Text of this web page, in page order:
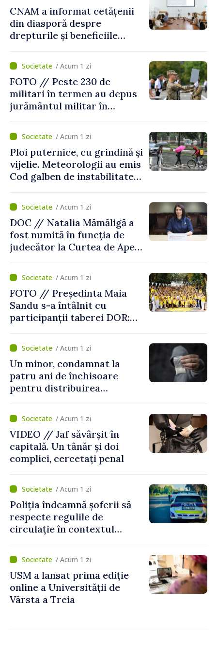
CNAM a informat cetățenii
din diasporă despre
drepturile și beneficiile
/ Acum 1 zi
FOTO // Peste 230 de
militari în termen au depus
jurământul militar în
/ Acum 1 zi
Ploi puternice, cu grindină și
vijelie. Meteorologii au emis
Cod galben de instabilitate
/ Acum 1 zi
DOC // Natalia Mămăligă a
fost numită în funcția de
judecător la Curtea de Apel
/ Acum 1 zi
FOTO // Președinta Maia
Sandu s-a întâlnit cu
participanții taberei DOR:
noastră rămâne puternică”
/ Acum 1 zi
Un minor, condamnat la
patru ani de închisoare
pentru distribuirea
/ Acum 1 zi
VIDEO // Jaf săvârșit în
capitală. Un tânăr și doi
complici, cercetați penal
/ Acum 1 zi
Poliția îndeamnă șoferii să
respecte regulile de
circulație în contextul
perioada concediilor
/ Acum 1 zi
USM a lansat prima ediție
online a Universității de
Vârsta a Treia